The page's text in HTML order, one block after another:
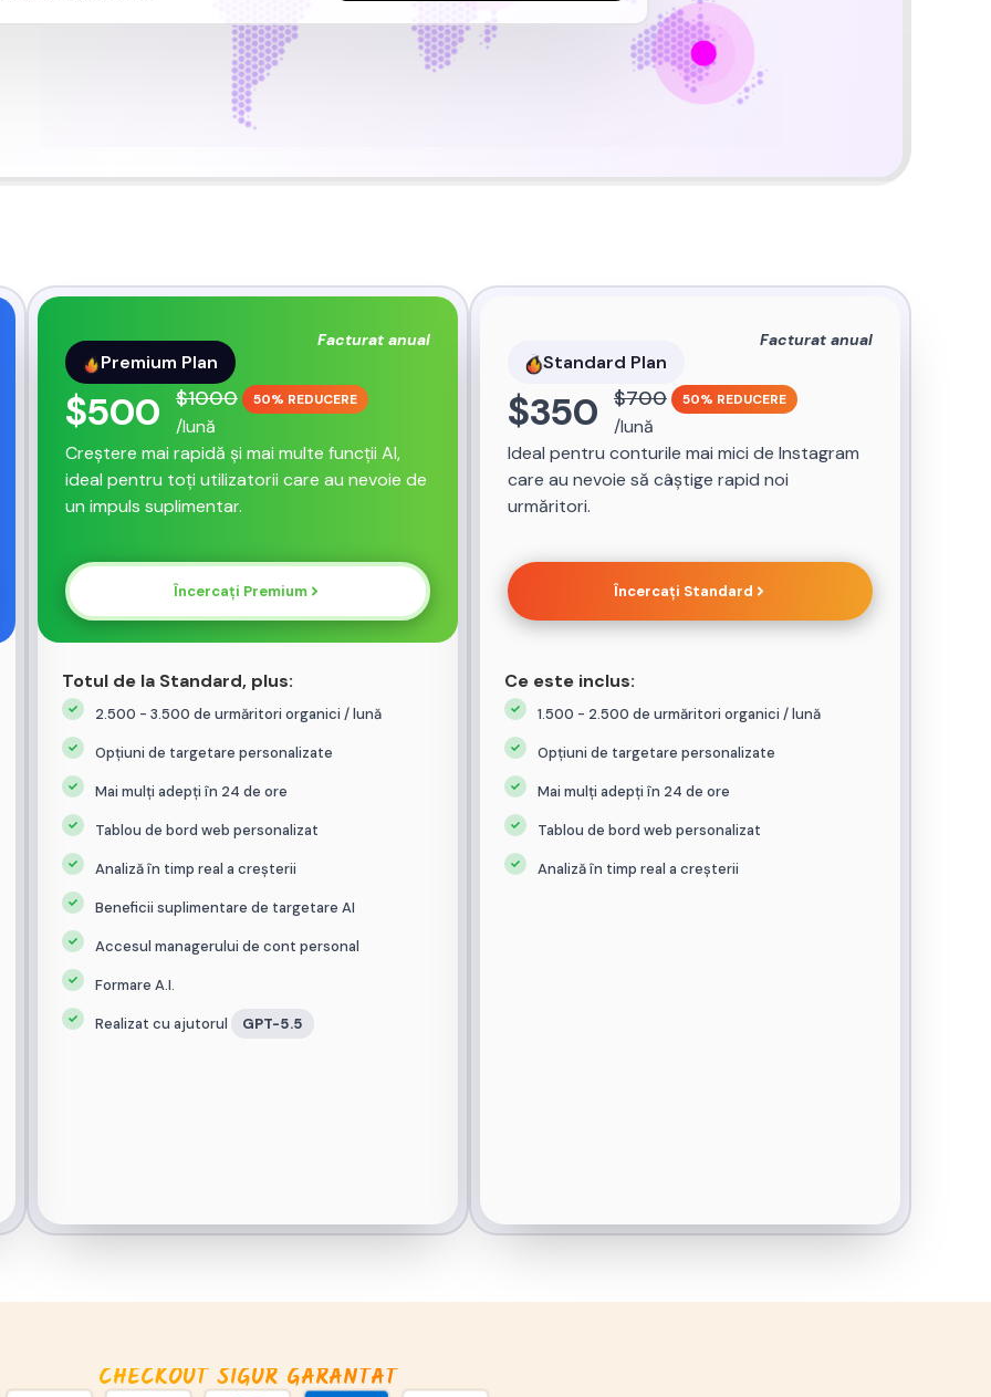
Premium Plan
$500 $1000 50% REDUCERE
/lună
Facturat anual
Creștere mai rapidă și mai multe funcții AI,
ideal pentru toți utilizatorii care au nevoie de
un impuls suplimentar.
Încercați Premium
Totul de la Standard, plus:
2.500 - 3.500 de urmăritori organici / lună
Opțiuni de targetare personalizate
Mai mulți adepți în 24 de ore
Tablou de bord web personalizat
Analiză în timp real a creșterii
Beneficii suplimentare de targetare AI
Accesul managerului de cont personal
Formare A.I.
Realizat cu ajutorul GPT-5.5
Standard Plan
$350 $700 50% REDUCERE
/lună
Facturat anual
Ideal pentru conturile mai mici de Instagram
care au nevoie să câștige rapid noi
urmăritori.
Încercați Standard
Ce este inclus:
1.500 - 2.500 de urmăritori organici / lună
Opțiuni de targetare personalizate
Mai mulți adepți în 24 de ore
Tablou de bord web personalizat
Analiză în timp real a creșterii
CHECKOUT SIGUR GARANTAT